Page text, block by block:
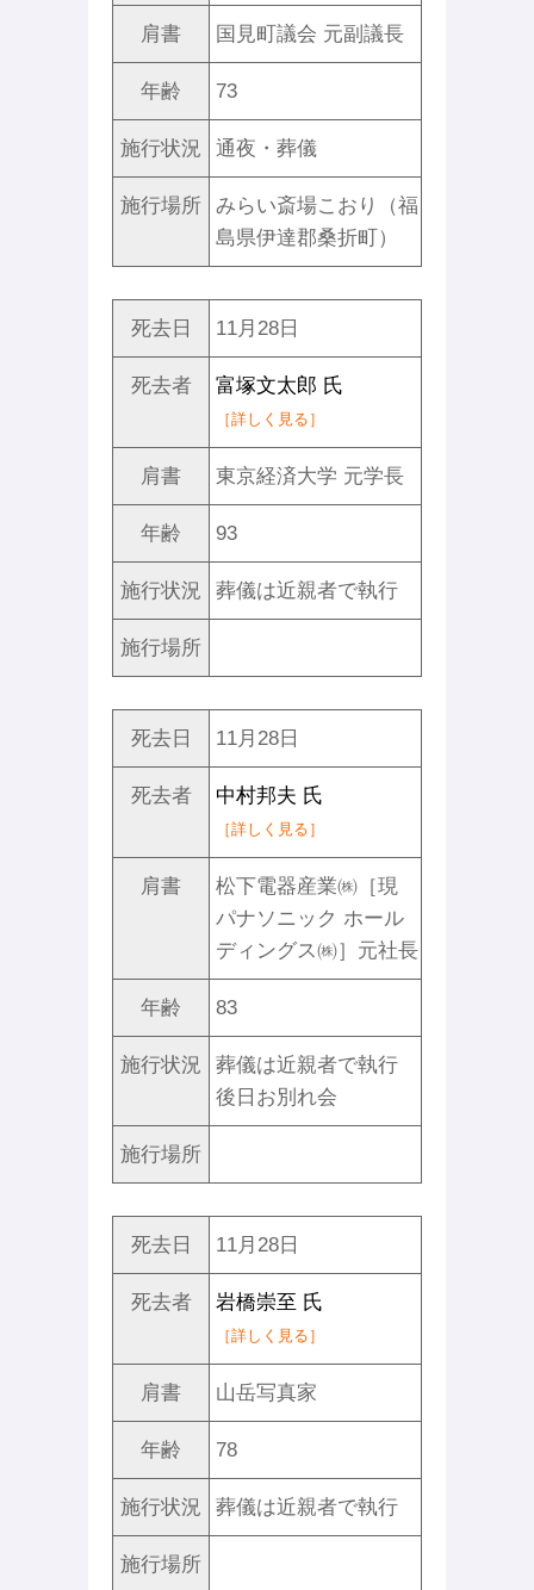
肩書 国見町議会 元副議長
年齢 73
施行状況 通夜・葬儀
施行場所
みらい斎場こおり（福
島県伊達郡桑折町）
死去日 11月28日
死去者 富塚文太郎 氏
［詳しく見る］
肩書 東京経済大学 元学長
年齢 93
施行状況 葬儀は近親者で執行
施行場所
死去日 11月28日
死去者 中村邦夫 氏
［詳しく見る］
肩書
松下電器産業㈱［現
パナソニック ホール
ディングス㈱］元社長
年齢 83
施行状況
葬儀は近親者で執行
後日お別れ会
施行場所
死去日 11月28日
死去者 岩橋崇至 氏
［詳しく見る］
肩書 山岳写真家
年齢 78
施行状況 葬儀は近親者で執行
施行場所